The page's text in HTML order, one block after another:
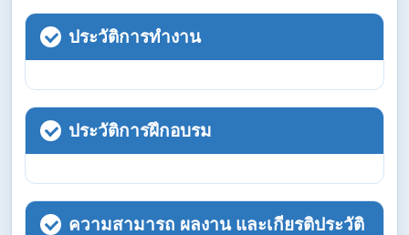
ประวัติการทำงาน
ประวัติการฝึกอบรม
ความสามารถ ผลงาน และเกียรติประวัติ